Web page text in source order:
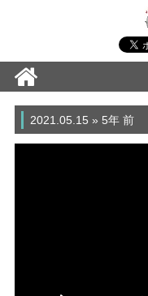
2021.05.15 » 5年 前